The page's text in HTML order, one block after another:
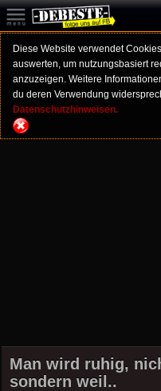
Diese Website verwendet
auswerten, um nutzungsbasiert
anzuzeigen. Weitere
du deren Verwendung
Datenschutzhinweisen.
Man wird ruhig,
sondern weil..